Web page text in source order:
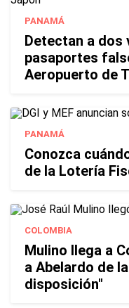
PANAMÁ
Detectan a dos
pasaportes
Aeropuerto de
PANAMÁ
Conozca
de la Lotería
COLOMBIA
Mulino llega a
a Abelardo de
disposición"